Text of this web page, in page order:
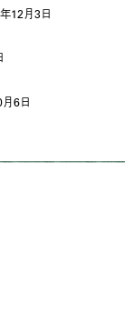
12月3日
6日